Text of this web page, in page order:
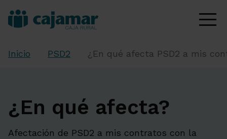
Inicio PSD2 ¿En qué afecta PSD2 a mis
¿En qué afecta?
Afectación de PSD2 a mis contratos con la